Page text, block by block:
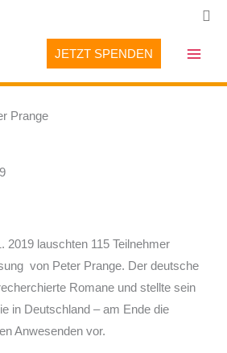
JETZT SPENDEN
Prange
2019 lauschten 115 Teilnehmer
von Peter Prange. Der deutsche
Romane und stellte sein
in Deutschland – am Ende die
Anwesenden vor.